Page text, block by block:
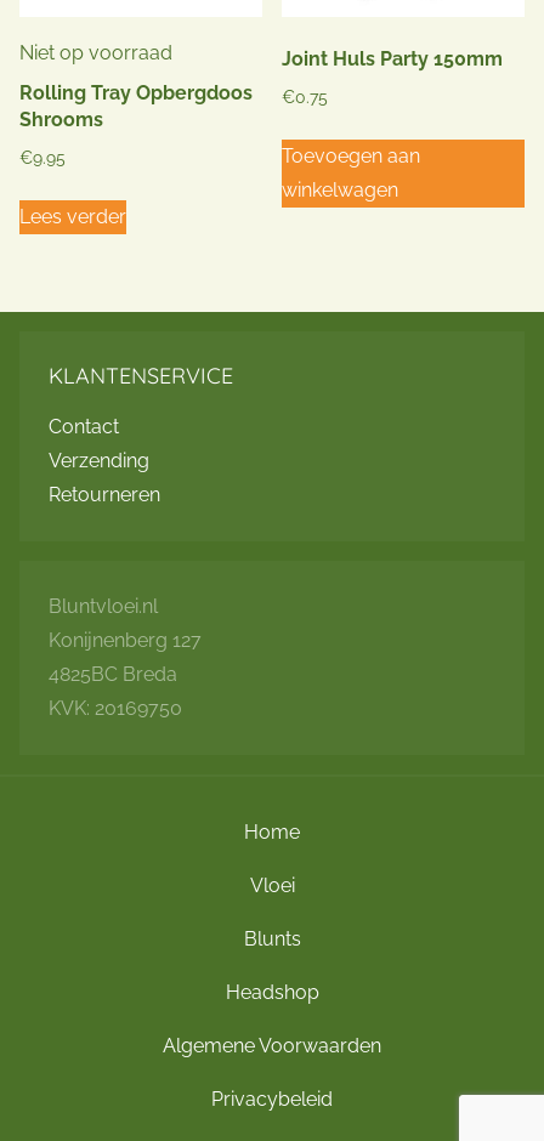
Niet op voorraad
Rolling Tray Opbergdoos
Shrooms
€9.95
Lees verder
Joint Huls Party 150mm
€0.75
Toevoegen aan
winkelwagen
KLANTENSERVICE
Contact
Verzending
Retourneren
Bluntvloei.nl
Konijnenberg 127
4825BC Breda
KVK: 20169750
Home
Vloei
Blunts
Headshop
Algemene Voorwaarden
Privacybeleid